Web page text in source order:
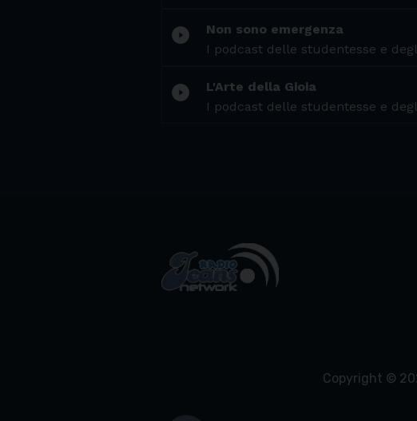
play_circle_filled
Non sono emergenza
I podcast delle studentesse e
play_circle_filled
L'Arte della Gioia
I podcast delle studentesse e
Copyright ©